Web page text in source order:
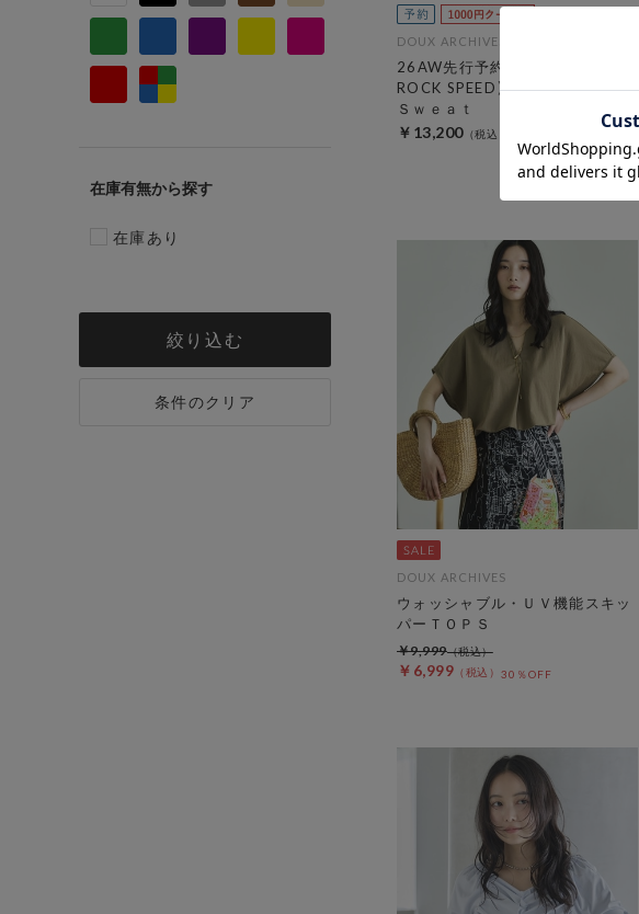
在庫有無
在庫あり
絞り込む
条件のクリア
DOUX ARCHIVES
26AW先行予約/EC限定【GOOD
ROCK SPEED】ＨＡＲＶＡＲＤ
Ｓｗｅａｔ
￥13,200
DOUX ARCHIVES
ウォッシャブル・ＵＶ機能スキッ
パーＴＯＰＳ
￥6,999 30％OFF
￥9,999